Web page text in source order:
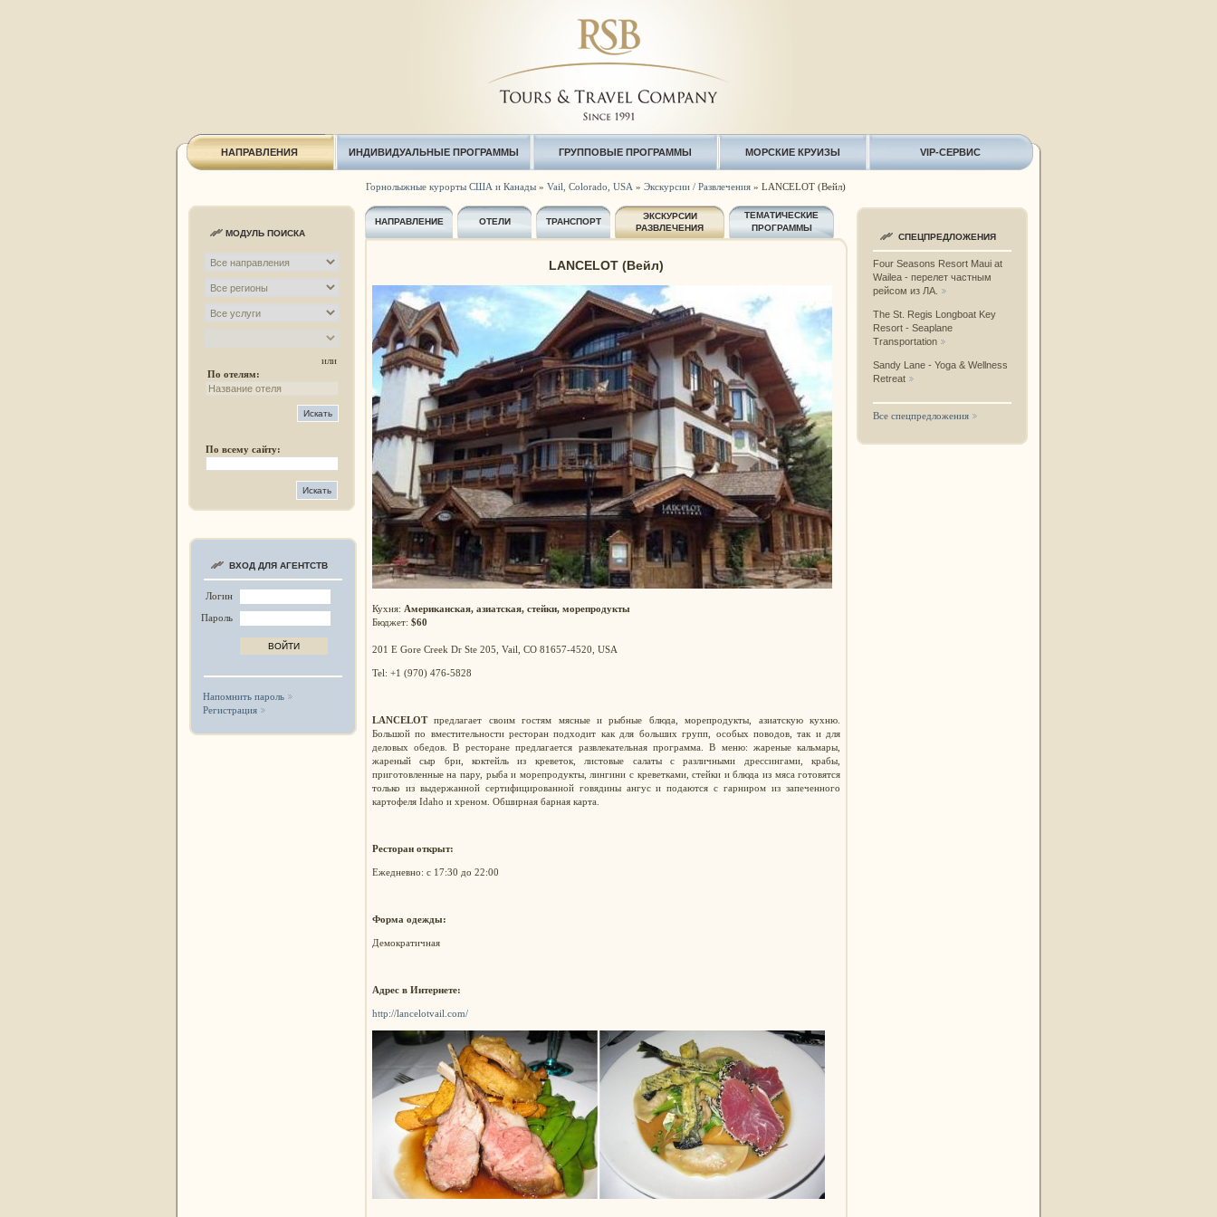
НАПРАВЛЕНИЯ ИНДИВИДУАЛЬНЫЕ ПРОГРАММЫ ГРУППОВЫЕ ПРОГРАММЫ МОРСКИЕ КРУИЗЫ VIP-СЕРВИС
МОДУЛЬ ПОИСКА
или
По отелям:
По всему сайту:
ВХОД ДЛЯ АГЕНТСТВ
Логин
Пароль
Напомнить пароль
Регистрация
Горнолыжные курорты США и Канады» Vail, Colorado, USA » Экскурсии / Развлечения» LANCELOT (Вейл)
НАПРАВЛЕНИЕ ОТЕЛИ ТРАНСПОРТ
ЭКСКУРСИИ
РАЗВЛЕЧЕНИЯ
ТЕМАТИЧЕСКИЕ
ПРОГРАММЫ
LANCELOT (Вейл)
Кухня: Американская, азиатская, стейки, морепродукты
Бюджет: $60
201 E Gore Creek Dr Ste 205, Vail, CO 81657-4520, USA
Tel: +1 (970) 476-5828
LANCELOTпредлагает своим гостям мясные и рыбные блюда, морепродукты, азиатскую кухню.
Большой по вместительности ресторан подходит как для больших групп, особых поводов, так и для
деловых обедов. В ресторане предлагается развлекательная программа. В меню: жареные кальмары,
жареный сыр бри, коктейль из креветок, листовые салаты с различными дрессингами, крабы,
приготовленные на пару, рыба и морепродукты, лингини с креветками, стейки и блюда из мяса готовятся
только из выдержанной сертифицированной говядины ангус и подаются с гарниром из запеченного
картофеля Idaho и хреном. Обширная барная карта.
Ресторан открыт:
Ежедневно: с 17:30 до 22:00
Форма одежды:
Демократичная
Адрес в Интернете:
http://lancelotvail.com/
СПЕЦПРЕДЛОЖЕНИЯ
Four Seasons Resort Maui at
Wailea - перелет частным
рейсом из ЛА.
The St. Regis Longboat Key
Resort - Seaplane
Transportation
Sandy Lane - Yoga & Wellness
Retreat
Все спецпредложения